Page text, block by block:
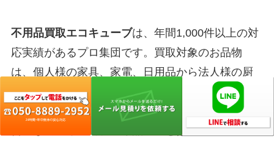
不用品買取エコキューブは、年間1,000件以上の対
応実績があるプロ集団です。買取対象のお品物
は、個人様の家具、家電、日用品から法人様の厨
房機器、オフィス家具まで幅広く対応しておりま
す。お買取りできるお品物があれば、一品でもお
伺いしているので、不用品のことはお気軽にご相